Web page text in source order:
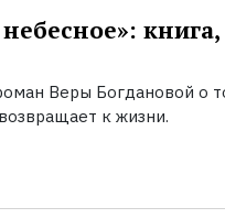
Веры Богдановой о
к жизни.